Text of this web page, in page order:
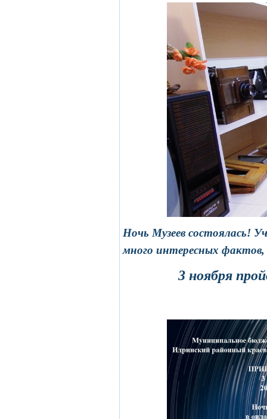
Ночь Музеев состоялась!
много интересных
3 ноября